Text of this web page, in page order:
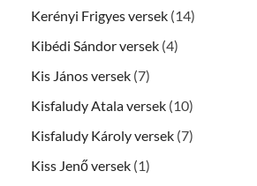
Kerényi Frigyes versek (14)
Kibédi Sándor versek (4)
Kis János versek (7)
Kisfaludy Atala versek (10)
Kisfaludy Károly versek (7)
Kiss Jenő versek (1)